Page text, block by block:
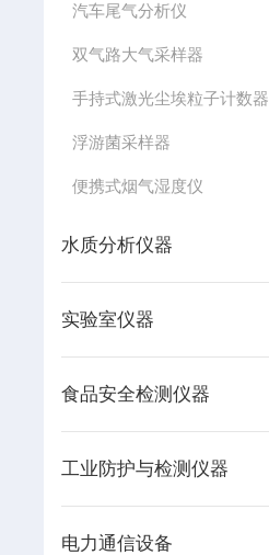
汽车尾气分析仪
双气路大气采样器
手持式激光尘埃粒子计数器
浮游菌采样器
便携式烟气湿度仪
水质分析仪器
实验室仪器
食品安全检测仪器
工业防护与检测仪器
电力通信设备